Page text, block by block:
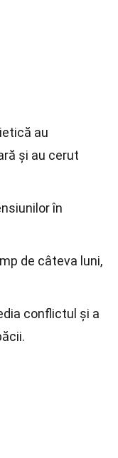
au
și au cerut
în
de câteva luni,
conflictul și a